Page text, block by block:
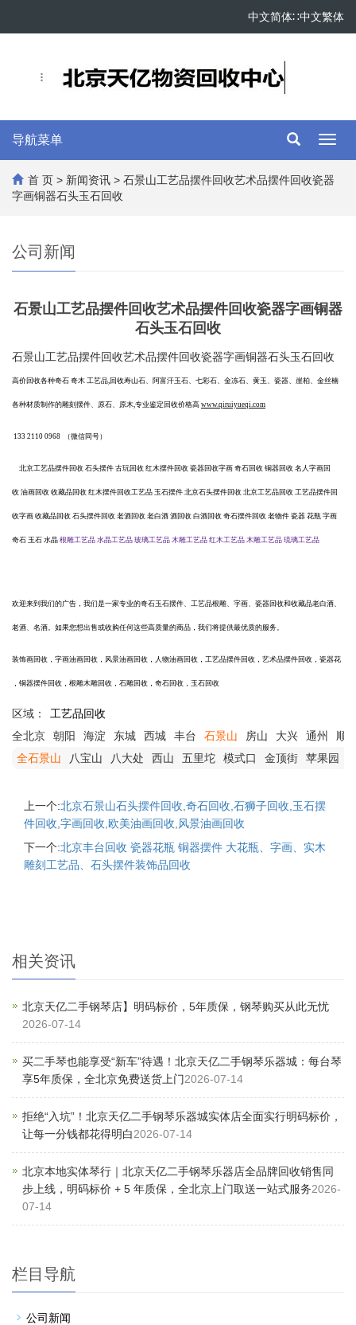
中文繁体
∷
中文简体
导航菜单
首 页 > 新闻资讯 > 石景山工艺品摆件回收艺术品摆件回收瓷器
字画铜器石头玉石回收
公司新闻
石景山工艺品摆件回收艺术品摆件回收瓷器字画铜器
石头玉石回收
石景山工艺品摆件回收艺术品摆件回收瓷器字画铜器石头玉石回收
高价回收各种奇石 奇木 工艺品,回收寿山石、阿富汗玉石、七彩石、金冻石、黄玉、瓷器、崖柏、金丝楠
各种材质制作的雕刻摆件、原石、原木,专业鉴定回收价格高 www.qiruiyueqi.com
133 2110 0968 （微信同号）
北京工艺品摆件回收 石头摆件 古玩回收 红木摆件回收 瓷器回收字画 奇石回收 铜器回收 名人字画回
收 油画回收 收藏品回收 红木摆件回收工艺品 玉石摆件 北京石头摆件回收 北京工艺品回收 工艺品摆件回
收字画 收藏品回收 石头摆件回收 老酒回收 老白酒 酒回收 白酒回收 奇石摆件回收 老物件 瓷器 花瓶 字画
奇石 玉石 水晶 根雕工艺品 水晶工艺品 玻璃工艺品 木雕工艺品 红木工艺品 木雕工艺品 琉璃工艺品
欢迎来到我们的广告，我们是一家专业的奇石玉石摆件、工艺品根雕、字画、瓷器回收和收藏品老白酒、
老酒、名酒。如果您想出售或收购任何这些高质量的商品，我们将提供最优质的服务。
装饰画回收，字画油画回收，风景油画回收，人物油画回收，工艺品摆件回收，艺术品摆件回收，瓷器花
，铜器摆件回收，根雕木雕回收，石雕回收，奇石回收，玉石回收
区域：
全北京
朝阳 海淀 东城 西城 丰台 石景山 房山 大兴 通州
顺
全石景山
八宝山 八大处 西山 五里坨 模式口 金顶街 苹果园
工艺品回收
上一个:北京石景山石头摆件回收,奇石回收,石狮子回收,玉石摆
件回收,字画回收,欧美油画回收,风景油画回收
下一个:北京丰台回收 瓷器花瓶 铜器摆件 大花瓶、字画、实木
雕刻工艺品、石头摆件装饰品回收
相关资讯
北京天亿二手钢琴店】明码标价，5年质保，钢琴购买从此无忧
2026-07-14
买二手琴也能享受“新车”待遇！北京天亿二手钢琴乐器城：每台琴
享5年质保，全北京免费送货上门2026-07-14
拒绝“入坑”！北京天亿二手钢琴乐器城实体店全面实行明码标价，
让每一分钱都花得明白2026-07-14
北京本地实体琴行｜北京天亿二手钢琴乐器店全品牌回收销售同
步上线，明码标价 + 5 年质保，全北京上门取送一站式服务2026-
07-14
栏目导航
公司新闻